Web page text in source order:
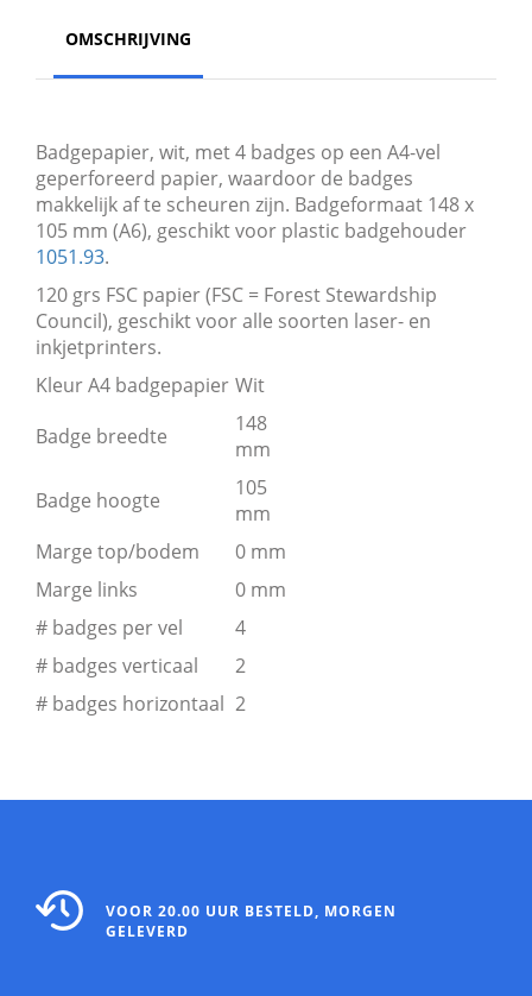
OMSCHRIJVING
Badgepapier, wit, met 4 badges op een A4-vel
geperforeerd papier, waardoor de badges
makkelijk af te scheuren zijn. Badgeformaat 148 x
105 mm (A6), geschikt voor plastic badgehouder
1051.93.
120 grs FSC papier (FSC = Forest Stewardship
Council), geschikt voor alle soorten laser- en
inkjetprinters.
Kleur A4 badgepapier Wit
Badge breedte
148
mm
Badge hoogte
105
mm
Marge top/bodem
0 mm
Marge links
0 mm
# badges per vel
4
# badges verticaal
2
# badges horizontaal 2
VOOR 20.00 UUR BESTELD, MORGEN
GELEVERD